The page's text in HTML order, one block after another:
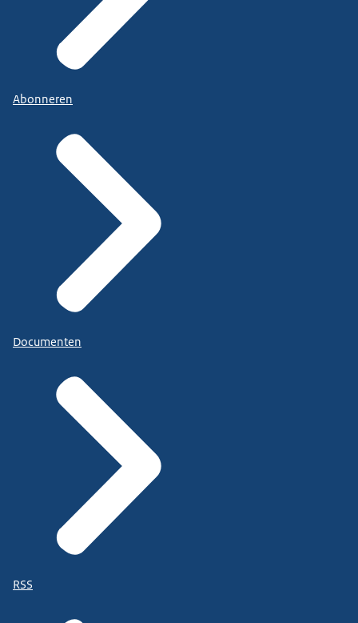
Abonneren
Documenten
RSS